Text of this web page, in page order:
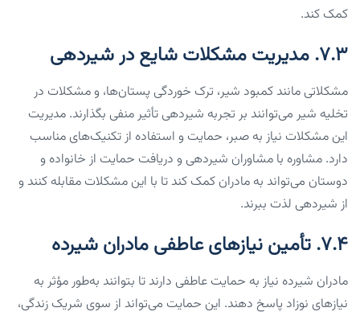
کمک کند.
۷.۳. مدیریت مشکلات شایع در شیردهی
مشکلاتی مانند کمبود شیر، ترک خوردگی پستان‌ها، و مشکلات در
تخلیه شیر می‌توانند بر تجربه شیردهی تأثیر منفی بگذارند. مدیریت
این مشکلات نیاز به صبر، حمایت و استفاده از تکنیک‌های مناسب
دارد. مشاوره با مشاوران شیردهی و دریافت حمایت از خانواده و
دوستان می‌تواند به مادران کمک کند تا با این مشکلات مقابله کنند و
از شیردهی لذت ببرند.
۷.۴. تأمین نیازهای عاطفی مادران شیرده
مادران شیرده نیاز به حمایت عاطفی دارند تا بتوانند به‌طور مؤثر به
نیازهای نوزاد پاسخ دهند. این حمایت می‌تواند از سوی شریک زندگی،